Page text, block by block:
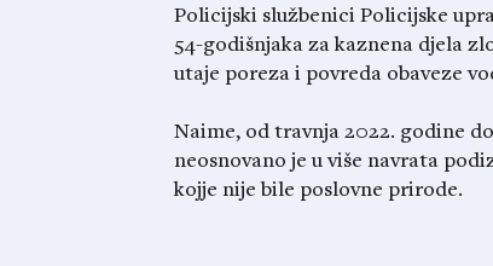
Policijski službenici Policijske
54-godišnjaka za kaznena djela
utaje poreza i povreda obaveze
Naime, od travnja 2022. godine
neosnovano je u više navrata
kojje nije bile poslovne prirode.